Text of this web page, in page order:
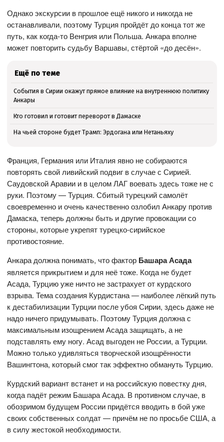
Однако экскурсии в прошлое ещё никого и никогда не
останавливали, поэтому Турция пройдёт до конца тот же
путь, как когда-то Венгрия или Польша. Анкара вполне
может повторить судьбу Варшавы, стёртой «до десён».
Ещё по теме
События в Сирии окажут прямое влияние на внутреннюю политику
Анкары
Кто готовил и готовит переворот в Дамаске
На чьей стороне будет Трамп: Эрдогана или Нетаньяху
Франция, Германия или Италия явно не собираются
повторять свой ливийский подвиг в случае с Сирией.
Саудовской Аравии и в целом ЛАГ воевать здесь тоже не с
руки. Поэтому — Турция. Сбитый турецкий самолёт
своевременно и очень качественно озлобил Анкару против
Дамаска, теперь должны быть и другие провокации со
стороны, которые укрепят турецко-сирийское
противостояние.
Анкара должна понимать, что фактор Башара Асада
является прикрытием и для неё тоже. Когда не будет
Асада, Турцию уже ничто не застрахует от курдского
взрыва. Тема создания Курдистана — наиболее лёгкий путь
к дестабилизации Турции после убоя Сирии, здесь даже не
надо ничего придумывать. Поэтому Турция должна с
максимальным изощрением Асада защищать, а не
подставлять ему ногу. Асад выгоден не России, а Турции.
Можно только удивляться творческой изощрённости
Вашингтона, который смог так эффектно обмануть Турцию.
Курдский вариант встанет и на российскую повестку дня,
когда падёт режим Башара Асада. В противном случае, в
обозримом будущем России придётся вводить в бой уже
своих собственных солдат — причём не по просьбе США, а
в силу жестокой необходимости.